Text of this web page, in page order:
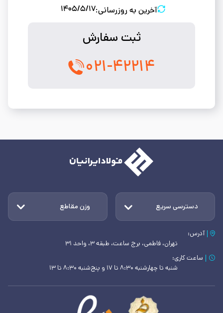
آخرین به روزرسانی:۱۴۰۵/۵/۱۷
ثبت سفارش
۰۲۱-۴۲۲۱۴
دسترسی سریع وزن مقاطع
آدرس:
تهران، فاطمی، برج ساعت، طبقه ۳، واحد ۳۱
ساعت کاری:
شنبه تا چهارشنبه ۸:۳۰ تا ۱۷ و پنج‌شنبه ۸:۳۰ تا ۱۳